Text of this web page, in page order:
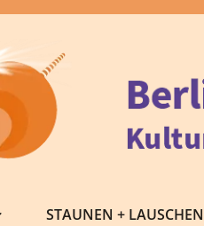
STAUNEN + LAUSCHEN